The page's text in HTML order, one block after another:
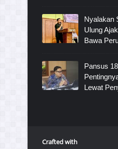
Nyalakan
Ulung
Bawa
Pansus
Lewat
Crafted with